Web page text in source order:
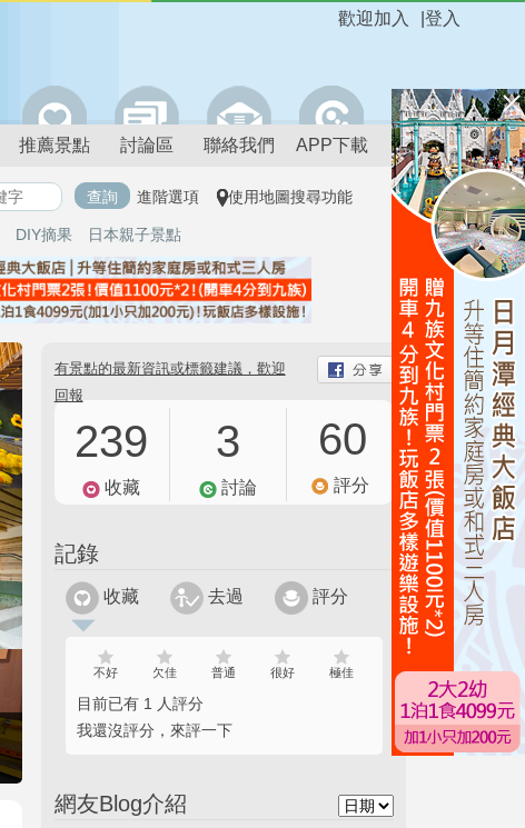
登入
歡迎加入
推薦景點 討論區 聯絡我們 APP下載
進階選項 使用地圖搜尋功能
DIY摘果 日本親子景點
有景點的最新資訊或標籤建議，歡迎
回報
239
收藏
3
討論
60
評分
記錄
收藏 去過 評分
不好 欠佳 普通 很好 極佳
目前已有 1 人評分
我還沒評分，來評一下
網友Blog介紹